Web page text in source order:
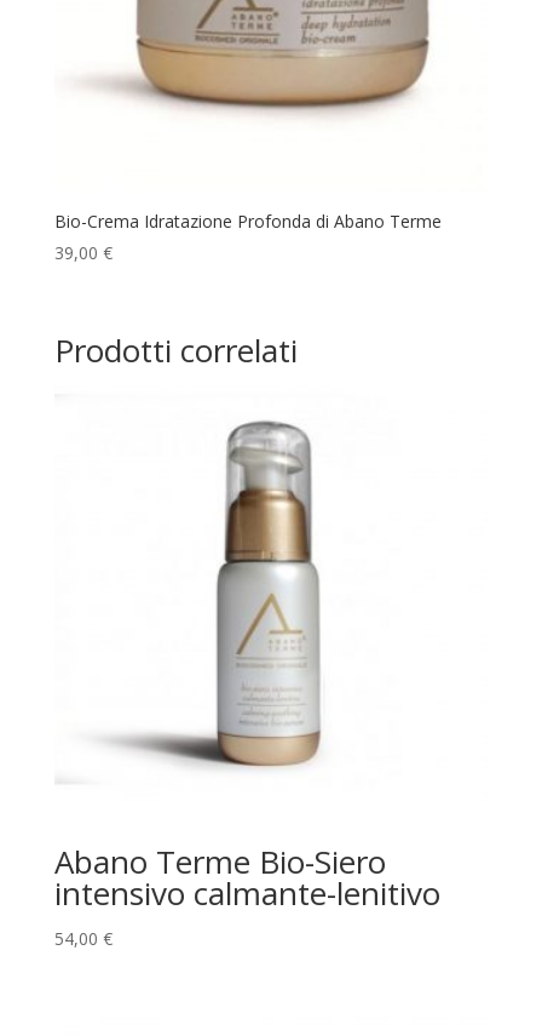
Bio-Crema Idratazione Profonda di Abano Terme
39,00 €
Prodotti correlati
Abano Terme Bio-Siero
intensivo calmante-lenitivo
54,00 €